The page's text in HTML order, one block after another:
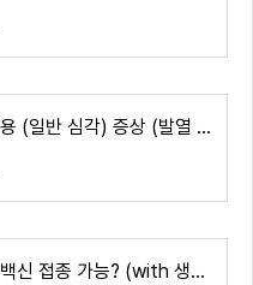
모더나 백신 부작용 (일반 심각) 증상 (발열 근육통 관절통 심근경)색
임산부도 코로나 백신 접종 가능? (with 생리 주기)